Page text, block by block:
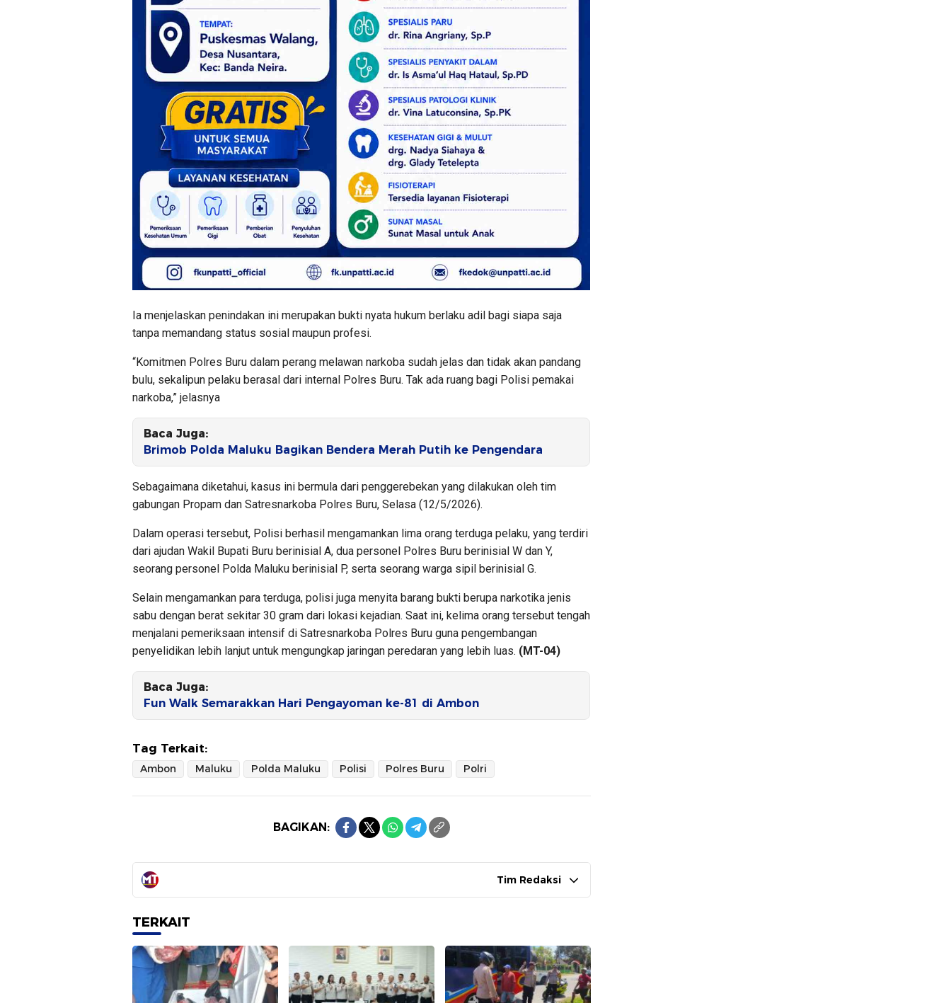
Ia menjelaskan penindakan ini merupakan bukti nyata hukum berlaku adil bagi siapa saja
tanpa memandang status sosial maupun profesi.
“Komitmen Polres Buru dalam perang melawan narkoba sudah jelas dan tidak akan pandang
bulu, sekalipun pelaku berasal dari internal Polres Buru. Tak ada ruang bagi Polisi pemakai
narkoba,” jelasnya
Baca Juga:
Brimob Polda Maluku Bagikan Bendera Merah Putih ke Pengendara
Sebagaimana diketahui, kasus ini bermula dari penggerebekan yang dilakukan oleh tim
gabungan Propam dan Satresnarkoba Polres Buru, Selasa (12/5/2026).
Dalam operasi tersebut, Polisi berhasil mengamankan lima orang terduga pelaku, yang terdiri
dari ajudan Wakil Bupati Buru berinisial A, dua personel Polres Buru berinisial W dan Y,
seorang personel Polda Maluku berinisial P, serta seorang warga sipil berinisial G.
Selain mengamankan para terduga, polisi juga menyita barang bukti berupa narkotika jenis
sabu dengan berat sekitar 30 gram dari lokasi kejadian. Saat ini, kelima orang tersebut tengah
menjalani pemeriksaan intensif di Satresnarkoba Polres Buru guna pengembangan
penyelidikan lebih lanjut untuk mengungkap jaringan peredaran yang lebih luas. (MT-04)
Baca Juga:
Fun Walk Semarakkan Hari Pengayoman ke-81 di Ambon
Tag Terkait:
Ambon Maluku Polda Maluku Polisi Polres Buru Polri
BAGIKAN:
Tim Redaksi
TERKAIT